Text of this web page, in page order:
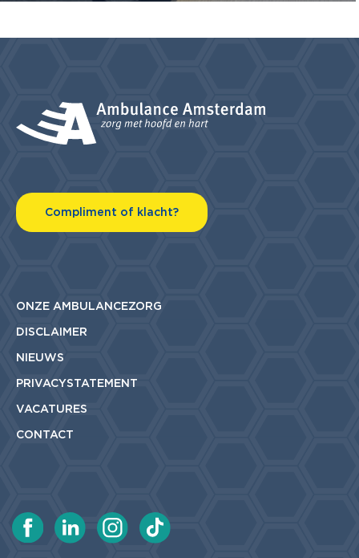
Compliment of klacht?
ONZE AMBULANCEZORG
DISCLAIMER
NIEUWS
PRIVACYSTATEMENT
VACATURES
CONTACT